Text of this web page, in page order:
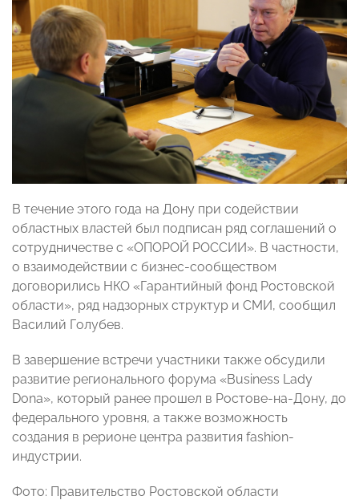
В течение этого года на Дону при содействии
областных властей был подписан ряд соглашений о
сотрудничестве с «ОПОРОЙ РОССИИ». В частности,
о взаимодействии с бизнес-сообществом
договорились НКО «Гарантийный фонд Ростовской
области», ряд надзорных структур и СМИ, сообщил
Василий Голубев.
В завершение встречи участники также обсудили
развитие регионального форума «Business Lady
Dona», который ранее прошел в Ростове-на-Дону, до
федерального уровня, а также возможность
создания в рерионе центра развития fashion-
индустрии.
Фото: Правительство Ростовской области